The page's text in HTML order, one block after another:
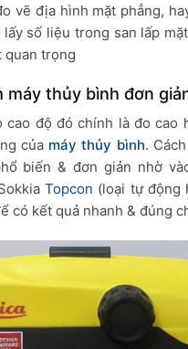
vẽ địa hình mặt phẳng,
số liệu trong san lấp
quan trọng
máy thủy bình đơn
cao độ đó chính là đo cao
của máy thủy bình.
biến & đơn giản nhờ
Topcon (loại tự động
có kết quả nhanh & đúng